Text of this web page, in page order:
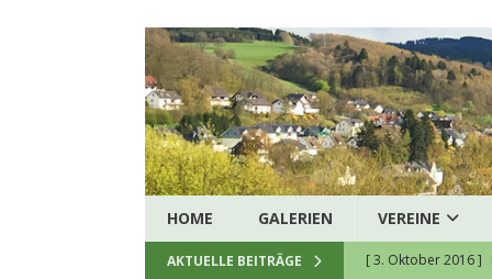
HOME GALERIEN VEREINE
AKTUELLE BEITRÄGE [ 3. Oktober 2016 ]